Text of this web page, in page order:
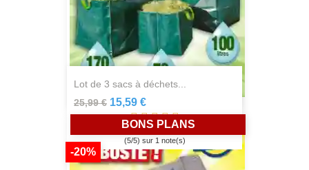
lot de 3 sacs à déchets...
25,99 € 15,59 €
(5/5) sur 1 note(s)
-20%
BONS PLANS